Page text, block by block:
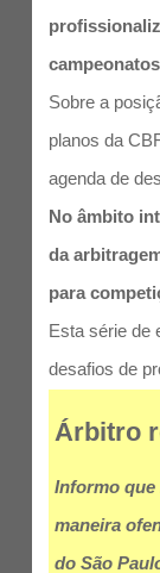
Sobre a
planos da
agenda de
No âmbito
da
para
Esta série de
desafios de
Árbitro
Informo que
maneira
do São